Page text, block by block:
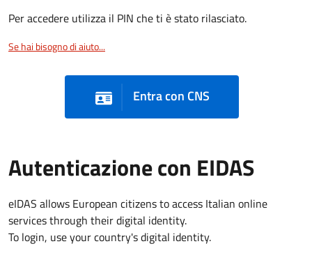
Per accedere utilizza il PIN che ti è stato rilasciato.
Se hai bisogno di aiuto...
Entra con CNS
Autenticazione con EIDAS
eIDAS allows European citizens to access Italian online
services through their digital identity.
To login, use your country's digital identity.